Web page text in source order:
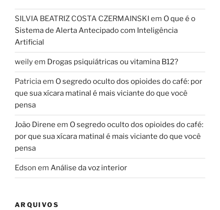
SILVIA BEATRIZ COSTA CZERMAINSKI em O que é o
Sistema de Alerta Antecipado com Inteligência
Artificial
weilyem Drogas psiquiátricas ou vitamina B12?
Patriciaem O segredo oculto dos opioides do café: por
que sua xícara matinal é mais viciante do que você
pensa
João Direne em O segredo oculto dos opioides do café:
por que sua xícara matinal é mais viciante do que você
pensa
Edson em Análise da voz interior
ARQUIVOS